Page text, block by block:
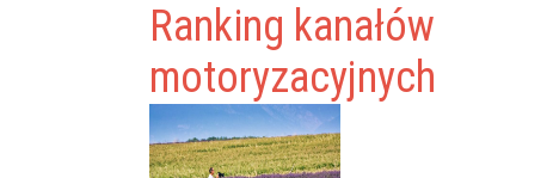
Ranking kanałów
motoryzacyjnych